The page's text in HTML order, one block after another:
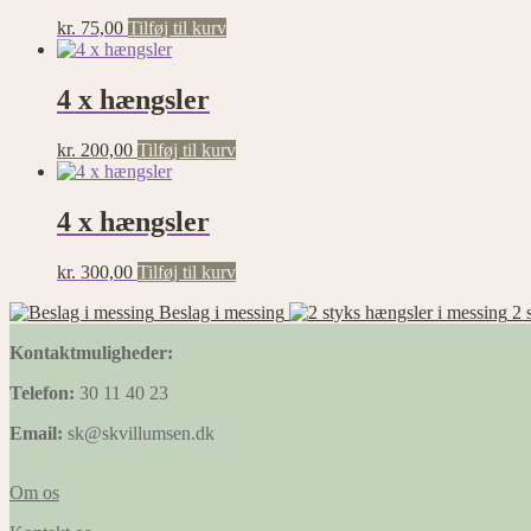
kr. 75,00 Tilføj til kurv
4 x hængsler
kr. 200,00 Tilføj til kurv
4 x hængsler
kr. 300,00 Tilføj til kurv
Beslag i messing
2
Kontaktmuligheder:
Telefon: 30 11 40 23
Email: sk@skvillumsen.dk
Om os